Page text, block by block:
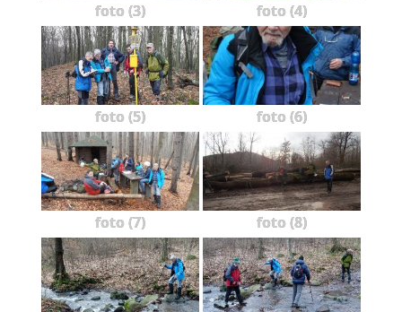
foto (3) foto (4)
foto (5) foto (6)
foto (7) foto (8)